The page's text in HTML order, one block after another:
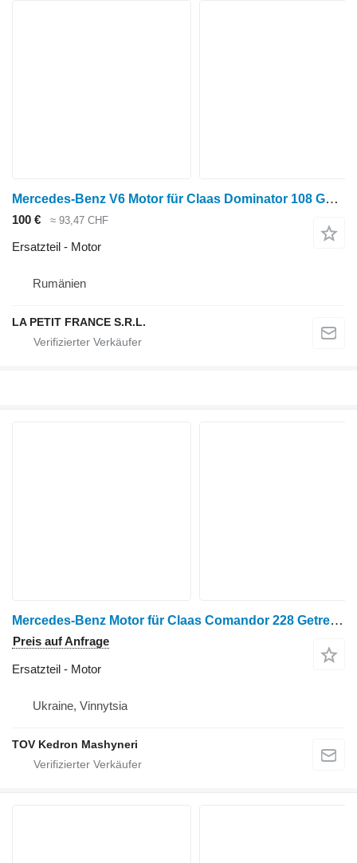
Mercedes-Benz V6 Motor für Claas Dominator 108 Getreideernter
100 € ≈ 93,47 CHF
Ersatzteil - Motor
Rumänien
LA PETIT FRANCE S.R.L.
Mercedes-Benz Motor für Claas Comandor 228 Getreideernter
Preis auf Anfrage
Ersatzteil - Motor
Ukraine, Vinnytsia
TOV Kedron Mashyneri